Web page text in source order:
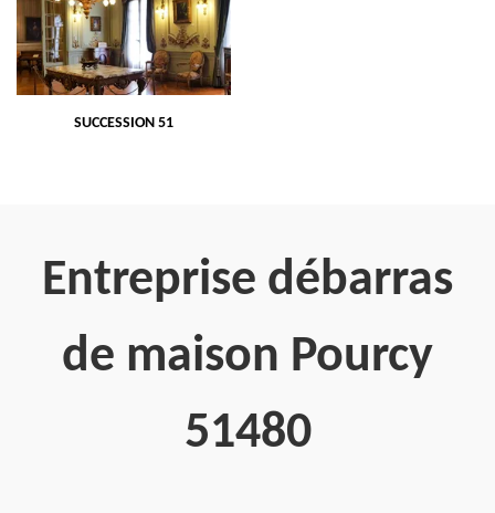
SUCCESSION 51
Entreprise débarras
de maison Pourcy
51480